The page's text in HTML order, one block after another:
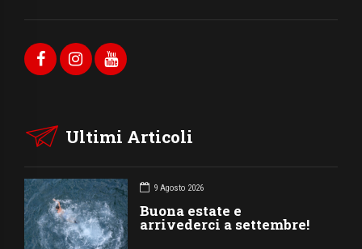
Ultimi Articoli
9 Agosto 2026
Buona estate e
arrivederci a settembre!